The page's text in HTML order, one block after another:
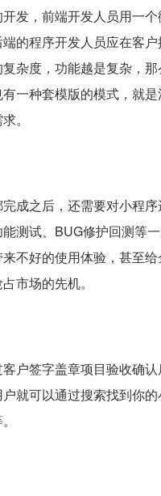
发，前端开发人员用一
的程序开发人员应在客
杂度，功能越是复杂，
一种套模版的模式，就
。
成之后，还需要对小程
测试、BUG修护回测等一
不好的使用体验，甚至
市场的先机。
户签字盖章项目验收确认
就可以通过搜索找到你